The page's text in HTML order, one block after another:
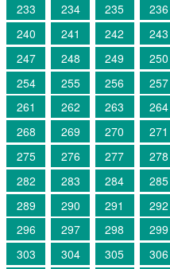
233
234 235 236
240
241 242 243
247
248 249 250
254
255 256 257
261
262 263 264
268
269 270 271
275
276 277 278
282
283 284 285
289
290 291 292
296
297 298 299
303
304 305 306